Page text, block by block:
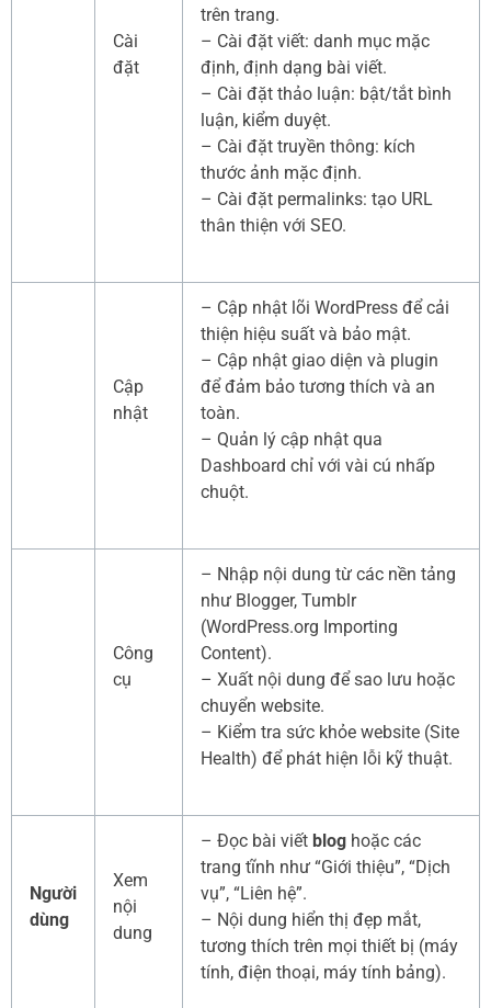
Cài
đặt
trên trang.
– Cài đặt viết: danh mục mặc
định, định dạng bài viết.
– Cài đặt thảo luận: bật/tắt bình
luận, kiểm duyệt.
– Cài đặt truyền thông: kích
thước ảnh mặc định.
– Cài đặt permalinks: tạo URL
thân thiện với SEO.
Cập
nhật
– Cập nhật lõi WordPress để cải
thiện hiệu suất và bảo mật.
– Cập nhật giao diện và plugin
để đảm bảo tương thích và an
toàn.
– Quản lý cập nhật qua
Dashboard chỉ với vài cú nhấp
chuột.
Công
cụ
– Nhập nội dung từ các nền tảng
như Blogger, Tumblr
(WordPress.org Importing
Content).
– Xuất nội dung để sao lưu hoặc
chuyển website.
– Kiểm tra sức khỏe website (Site
Health) để phát hiện lỗi kỹ thuật.
Người
dùng
Xem
nội
dung
– Đọc bài viết blog hoặc các
trang tĩnh như “Giới thiệu”, “Dịch
vụ”, “Liên hệ”.
– Nội dung hiển thị đẹp mắt,
tương thích trên mọi thiết bị (máy
tính, điện thoại, máy tính bảng).